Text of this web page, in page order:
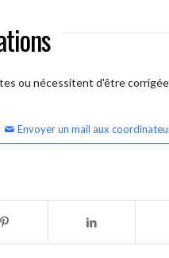
ou nécessitent d'être
Envoyer un mail aux